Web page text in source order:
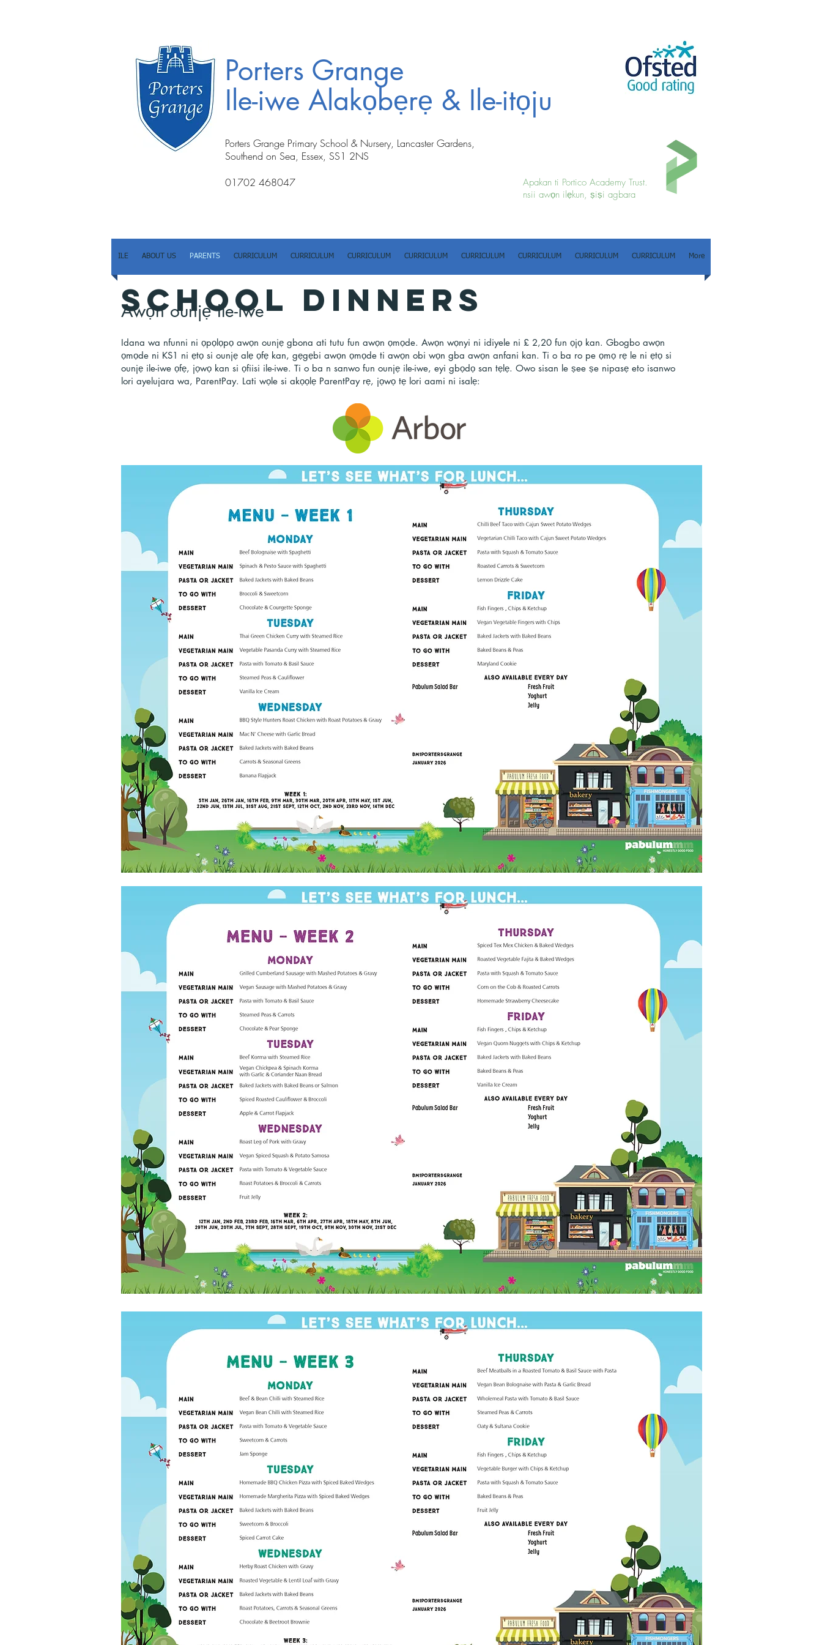
Porters Grange
Ile-iwe Alakọbẹrẹ & Ile-itọju
Porters Grange Primary School & Nursery, Lancaster Gardens,
Southend on Sea, Essex, SS1 2NS
01702 468047
Apakan ti Portico Academy Trust.
nsii awọn ilẹkun, ṣiṣi agbara
ILE ABOUT US PARENTS CURRICULUM CURRICULUM CURRICULUM CURRICULUM CURRICULUM CURRICULUM CURRICULUM CURRICULUM More
Awọn ounjẹ Ile-iwe
Idana wa nfunni ni ọpọlọpọ awọn ounjẹ gbona ati tutu fun awọn ọmọde. Awọn wọnyi ni idiyele ni £ 2,20 fun ọjọ kan. Gbogbo awọn
ọmọde ni KS1 ni ẹtọ si ounjẹ alẹ ọfẹ kan, gẹgẹbi awọn ọmọde ti awọn obi wọn gba awọn anfani kan. Ti o ba ro pe ọmọ rẹ le ni ẹtọ si
ounjẹ ile-iwe ọfẹ, jọwọ kan si ọfiisi ile-iwe. Ti o ba n sanwo fun ounjẹ ile-iwe, eyi gbọdọ san tẹlẹ. Owo sisan le ṣee ṣe nipasẹ eto isanwo
lori ayelujara wa, ParentPay. Lati wọle si akọọlẹ ParentPay rẹ, jọwọ tẹ lori aami ni isalẹ:
SCHOOL DINNERS